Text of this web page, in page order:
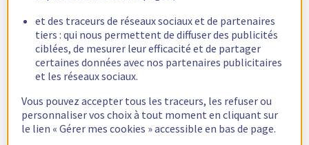
et des traceurs de réseaux sociaux et de partenaires
tiers : qui nous permettent de diffuser des publicités
ciblées, de mesurer leur efficacité et de partager
certaines données avec nos partenaires publicitaires
et les réseaux sociaux.
Vous pouvez accepter tous les traceurs, les refuser ou
personnaliser vos choix à tout moment en cliquant sur
le lien « Gérer mes cookies » accessible en bas de page.